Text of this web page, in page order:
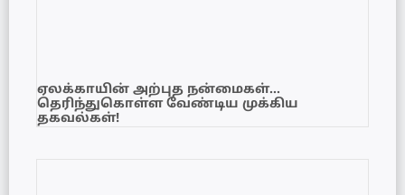
ஏலக்காயின் அற்புத நன்மைகள்…
தெரிந்துகொள்ள வேண்டிய முக்கிய
தகவல்கள்!